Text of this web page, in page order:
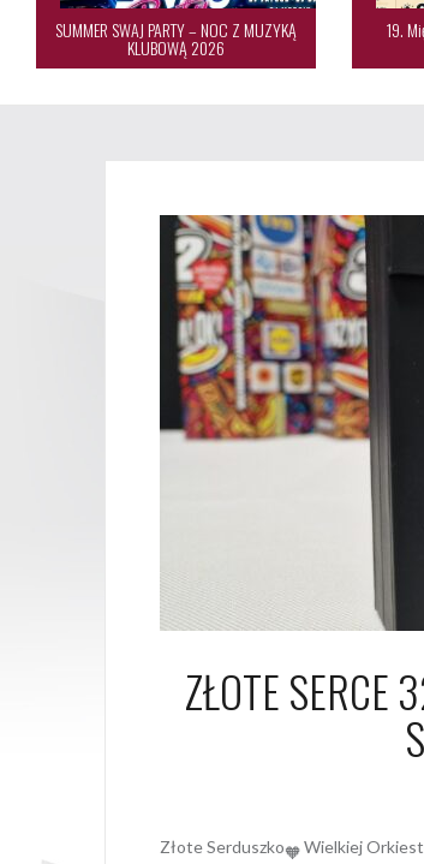
SUMMER SWAJ PARTY – NOC Z MUZYKĄ
KLUBOWĄ 2026
19.
ZŁOTE SERCE
Złote Serduszko
Wielkiej